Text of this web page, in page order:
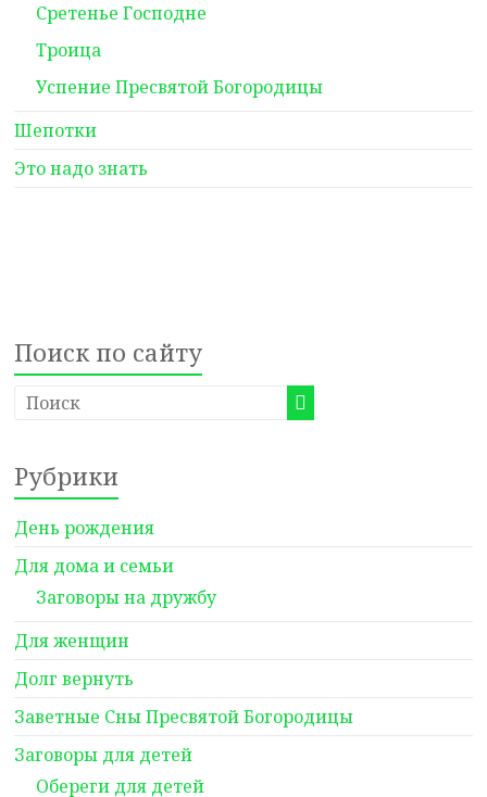
Сретенье Господне
Троица
Успение Пресвятой Богородицы
Шепотки
Это надо знать
Поиск по сайту
Рубрики
День рождения
Для дома и семьи
Заговоры на дружбу
Для женщин
Долг вернуть
Заветные Сны Пресвятой Богородицы
Заговоры для детей
Обереги для детей